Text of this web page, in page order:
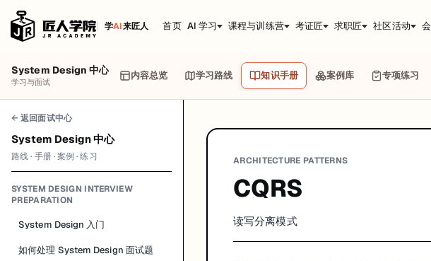
学AI来匠人 首页 AI 学习 课程与训练营 考证匠 求职匠 社区活动
System Design 中心
学习与面试
内容总览 学习路线 知识手册 案例库 专项练习
← 返回面试中心
System Design 中心
路线 · 手册 · 案例 · 练习
SYSTEM DESIGN INTERVIEW
PREPARATION
System Design 入门
如何处理 System Design 面试题
ARCHITECTURE PATTERNS
CQRS
读写分离模式